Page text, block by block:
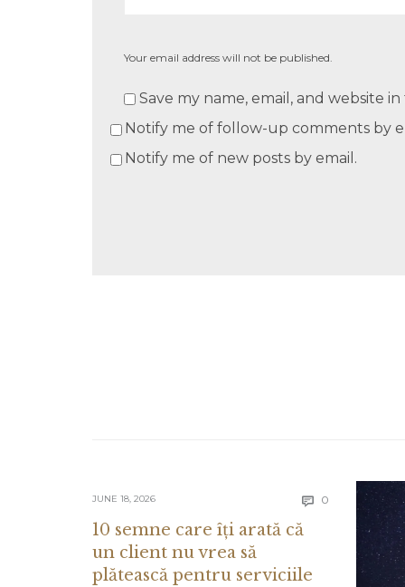
Your email address will not be published.
Save my name, email, and website
Notify me of follow-up comments by
Notify me of new posts by email.
JUNE 18, 2026  0 Comments
10 semne care îți arată că
un client nu vrea să
plătească pentru serviciile